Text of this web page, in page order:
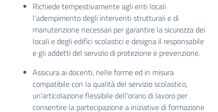
Richiede tempestivamente agli enti locali
l'adempimento degli interventi strutturali e di
manutenzione necessari per garantire la sicurezza dei
locali e degli edifìci scolastici e designa il responsabile
e gli addetti del servizio di protezione e prevenzione.
Assicura ai docenti, nelle forme ed in misura
compatibile con la qualità del servizio scolastico,
un'articolazione flessibile dell'orario di lavoro per
consentire la partecipazione a iniziative di formazione